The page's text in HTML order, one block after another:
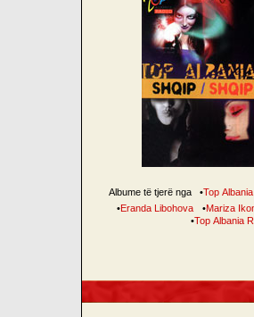
Albume të tjerë nga •Top
•Eranda Libohova •Mariza
•Top Albania